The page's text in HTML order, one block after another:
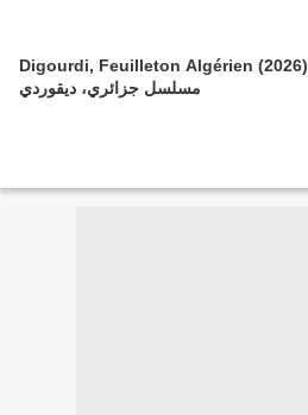
Digourdi, Feuilleton Algérien (2026)
مسلسل جزائري، ديقوردي